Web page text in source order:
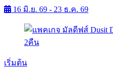
16 มิ.ย. 69 - 23 ธ.ค. 69
เริ่มต้น